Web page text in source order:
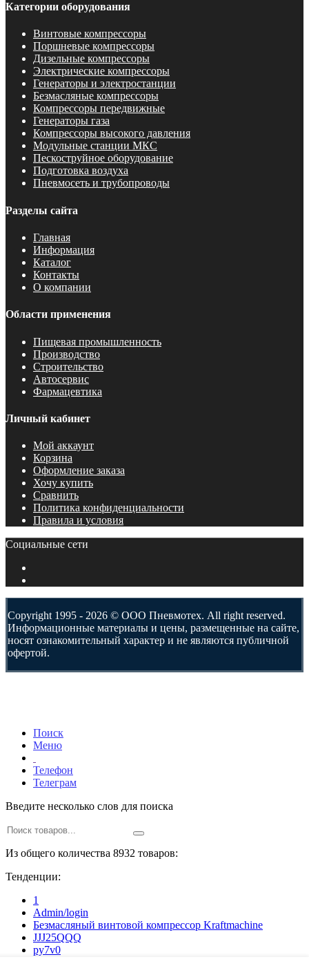
Категории оборудования
Винтовые компрессоры
Поршневые компрессоры
Дизельные компрессоры
Электрические компрессоры
Генераторы и электростанции
Безмасляные компрессоры
Компрессоры передвижные
Генераторы газа
Компрессоры высокого давления
Модульные станции МКС
Пескоструйное оборудование
Подготовка воздуха
Пневмосеть и трубопроводы
Разделы сайта
Главная
Информация
Каталог
Контакты
О компании
Области применения
Пищевая промышленность
Производство
Строительство
Автосервис
Фармацевтика
Личный кабинет
Мой аккаунт
Корзина
Оформление заказа
Хочу купить
Сравнить
Политика конфиденциальности
Правила и условия
Социальные сети
Copyright 1995 - 2026 © ООО Пневмотех. All right reserved.
Информационные материалы и цены, размещенные на сайте,
носят ознакомительный характер и не являются публичной
офертой.
Поиск
Меню
Телефон
Телеграм
Введите несколько слов для поиска
Из общего количества 8932 товаров:
Тенденции:
1
Admin/login
Безмасляный винтовой компрессор Kraftmaсhine
JJJ25QQQ
py7v0